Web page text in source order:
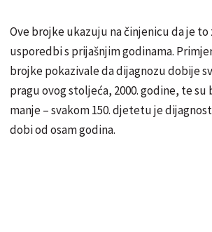
Ove brojke ukazuju na činjenicu da je to
usporedbi s prijašnjim godinama.
brojke pokazivale da dijagnozu dobije
pragu ovog stoljeća, 2000. godine, te
manje – svakom 150. djetetu je
dobi od osam godina.